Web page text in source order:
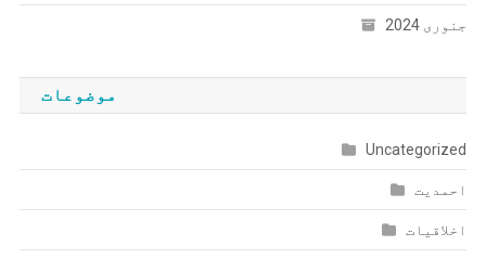
جنوری 2024
موضوعات
Uncategorized
احمدیت
اخلاقیات